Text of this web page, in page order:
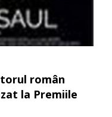
român
la Premiile